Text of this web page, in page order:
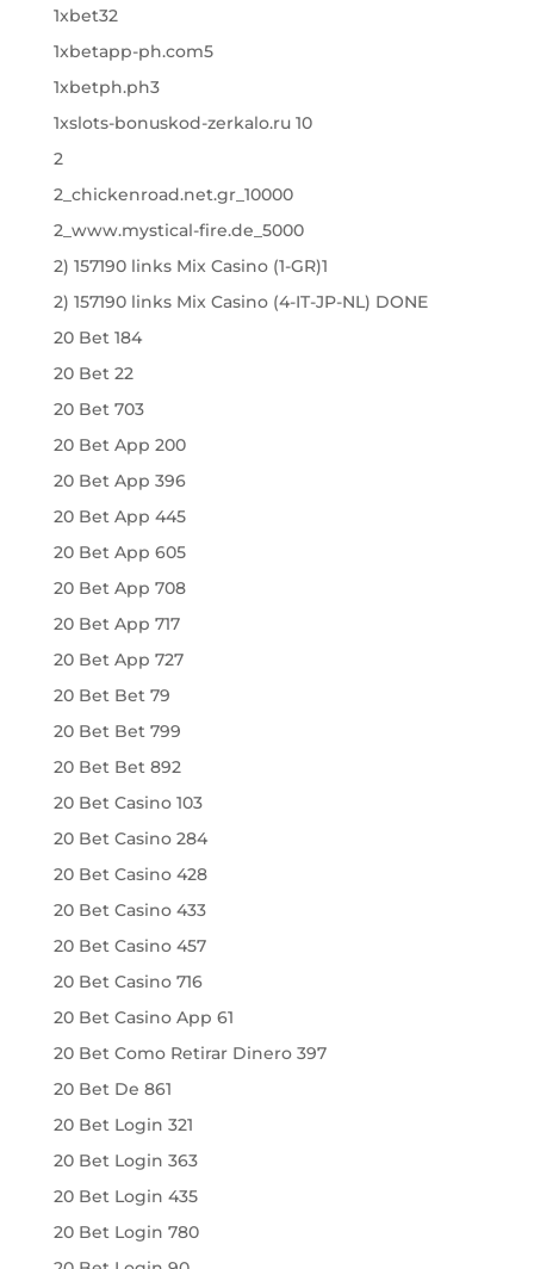
1xbet32
1xbetapp-ph.com5
1xbetph.ph3
1xslots-bonuskod-zerkalo.ru 10
2
2_chickenroad.net.gr_10000
2_www.mystical-fire.de_5000
2) 157190 links Mix Casino (1-GR)1
2) 157190 links Mix Casino (4-IT-JP-NL) DONE
20 Bet 184
20 Bet 22
20 Bet 703
20 Bet App 200
20 Bet App 396
20 Bet App 445
20 Bet App 605
20 Bet App 708
20 Bet App 717
20 Bet App 727
20 Bet Bet 79
20 Bet Bet 799
20 Bet Bet 892
20 Bet Casino 103
20 Bet Casino 284
20 Bet Casino 428
20 Bet Casino 433
20 Bet Casino 457
20 Bet Casino 716
20 Bet Casino App 61
20 Bet Como Retirar Dinero 397
20 Bet De 861
20 Bet Login 321
20 Bet Login 363
20 Bet Login 435
20 Bet Login 780